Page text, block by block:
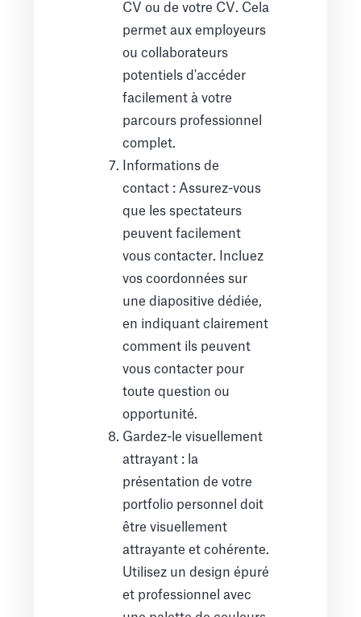
CV ou de votre CV. Cela
permet aux employeurs
ou collaborateurs
potentiels d'accéder
facilement à votre
parcours professionnel
complet.
Informations de
contact : Assurez-vous
que les spectateurs
peuvent facilement
vous contacter. Incluez
vos coordonnées sur
une diapositive dédiée,
en indiquant clairement
comment ils peuvent
vous contacter pour
toute question ou
opportunité.
Gardez-le visuellement
attrayant : la
présentation de votre
portfolio personnel doit
être visuellement
attrayante et cohérente.
Utilisez un design épuré
et professionnel avec